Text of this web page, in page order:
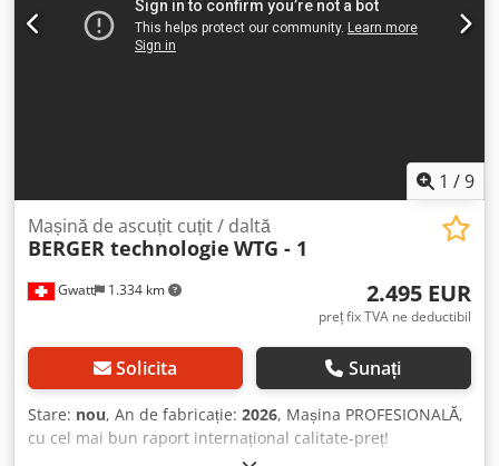
1 /9
Gwatt 1.334 km
Mașină de ascuțit cuțit / daltă
BERGER technologie WTG - 1
2.495 EUR
preț fix TVA ne deductibil
Solicita Sunați
Stare: nou, An de fabricație: 2026, Mașina PROFESIONALĂ,
cu cel mai bun raport internațional calitate-preț!
Ergonomie la locul de muncă, având în permanență